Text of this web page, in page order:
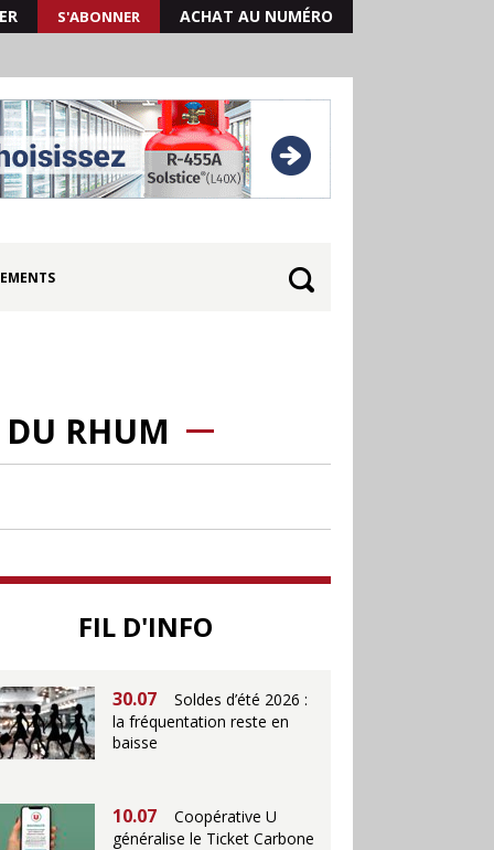
S'ABONNER ACHAT AU NUMÉRO
DU RHUM
FIL D'INFO
30.06
25.06
Action ouvre un
30.07
Soldes d’été 2026 :
la fréquentation reste en
baisse
10.07
Coopérative U
généralise le Ticket Carbone